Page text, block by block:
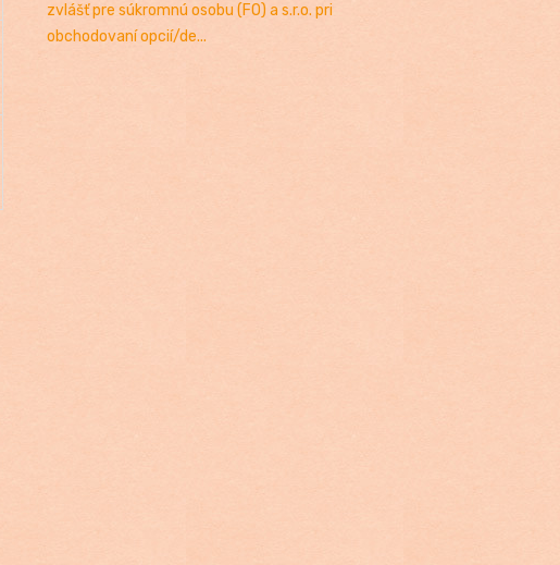
zvlášť pre súkromnú osobu (FO) a s.r.o. pri
obchodovaní opcií/de...